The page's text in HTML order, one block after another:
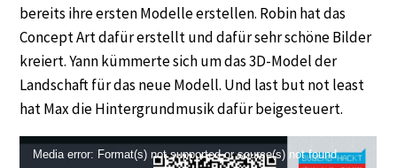
bereits ihre ersten Modelle erstellen. Robin hat das
Concept Art dafür erstellt und dafür sehr schöne Bilder
kreiert. Yann kümmerte sich um das 3D-Model der
Landschaft für das neue Modell. Und last but not least
hat Max die Hintergrundmusik dafür beigesteuert.